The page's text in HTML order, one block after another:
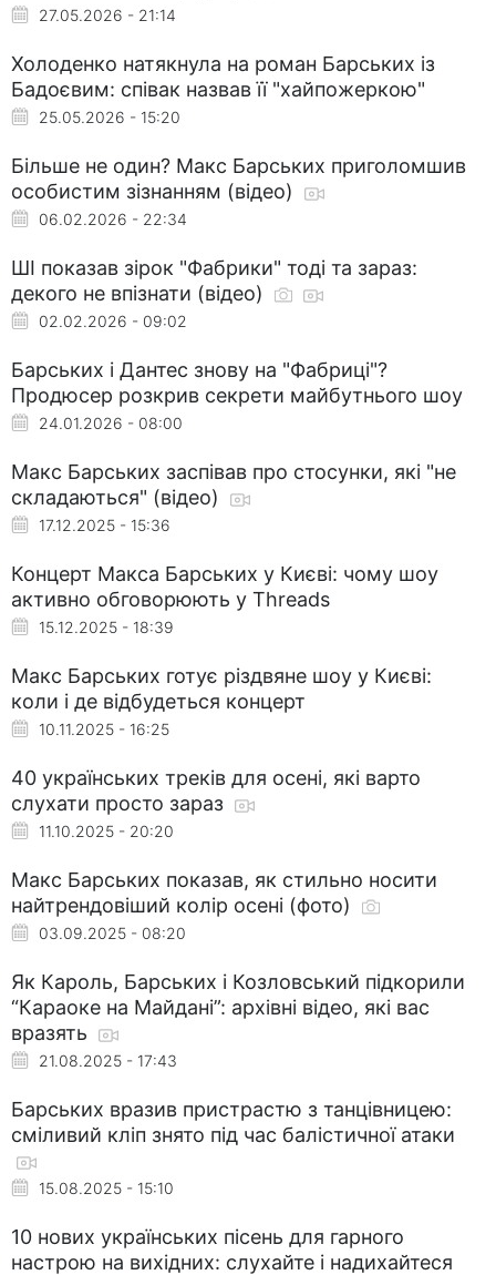
27.05.2026 - 21:14
Холоденко натякнула на роман Барських із
Бадоєвим: співак назвав її "хайпожеркою"
25.05.2026 - 15:20
Більше не один? Макс Барських приголомшив
особистим зізнанням (відео)
06.02.2026 - 22:34
ШІ показав зірок "Фабрики" тоді та зараз:
декого не впізнати (відео)
02.02.2026 - 09:02
Барських і Дантес знову на "Фабриці"?
Продюсер розкрив секрети майбутнього шоу
24.01.2026 - 08:00
Макс Барських заспівав про стосунки, які "не
складаються" (відео)
17.12.2025 - 15:36
Концерт Макса Барських у Києві: чому шоу
активно обговорюють у Threads
15.12.2025 - 18:39
Макс Барських готує різдвяне шоу у Києві:
коли і де відбудеться концерт
10.11.2025 - 16:25
40 українських треків для осені, які варто
слухати просто зараз
11.10.2025 - 20:20
Макс Барських показав, як стильно носити
найтрендовіший колір осені (фото)
03.09.2025 - 08:20
Як Кароль, Барських і Козловський підкорили
“Караоке на Майдані”: архівні відео, які вас
вразять
21.08.2025 - 17:43
Барських вразив пристрастю з танцівницею:
сміливий кліп знято під час балістичної атаки
15.08.2025 - 15:10
10 нових українських пісень для гарного
настрою на вихідних: слухайте і надихайтеся